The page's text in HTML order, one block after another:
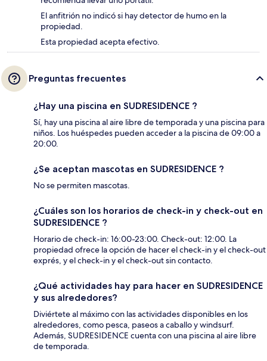
El anfitrión no indicó si hay detector de humo en la
propiedad.
Esta propiedad acepta efectivo.
Preguntas frecuentes
¿Hay una piscina en SUDRESIDENCE ?
Sí, hay una piscina al aire libre de temporada y una piscina para
niños. Los huéspedes pueden acceder a la piscina de 09:00 a
20:00.
¿Se aceptan mascotas en SUDRESIDENCE ?
No se permiten mascotas.
¿Cuáles son los horarios de check-in y check-out en
SUDRESIDENCE ?
Horario de check-in: 16:00-23:00. Check-out: 12:00. La
propiedad ofrece la opción de hacer el check-in y el check-out
exprés, y el check-in y el check-out sin contacto.
¿Qué actividades hay para hacer en SUDRESIDENCE
y sus alrededores?
Diviértete al máximo con las actividades disponibles en los
alrededores, como pesca, paseos a caballo y windsurf.
Además, SUDRESIDENCE cuenta con una piscina al aire libre
de temporada.